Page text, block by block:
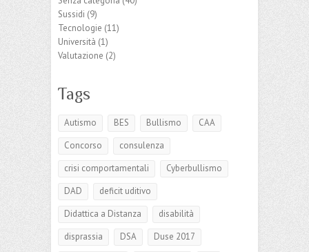
Sussidi (9)
Tecnologie (11)
Università (1)
Valutazione (2)
Tags
Autismo BES Bullismo
CAA
Concorso
consulenza
crisi comportamentali
Cyberbullismo
DAD
deficit uditivo
Didattica a Distanza
disabilità
disprassia
DSA
Duse 2017